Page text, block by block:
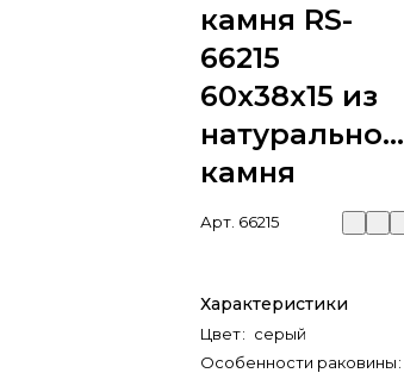
камня RS-
66215
60х38х15 из
натурального
камня
Арт. 66215
Характеристики
Цвет: серый
Особенности раковины: